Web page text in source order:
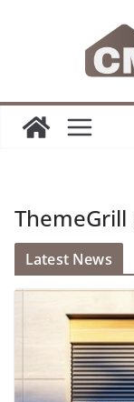
ThemeGrill
Latest News